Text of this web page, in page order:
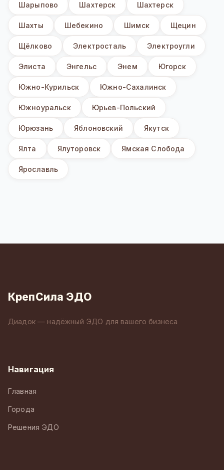
Шарыпово Шахтерск Шахтерск
Шахты Шебекино Шимск Щецин
Щёлково Электросталь Электроугли
Элиста Энгельс Энем Югорск
Южно-Курильск Южно-Сахалинск
Южноуральск Юрьев-Польский
Юрюзань Яблоновский Якутск
Ялта Ялуторовск Ямская Слобода
Ярославль
КрепСила ЭДО
Диадок — надёжный ЭДО для вашего бизнеса
Навигация
Главная
Города
Решения ЭДО